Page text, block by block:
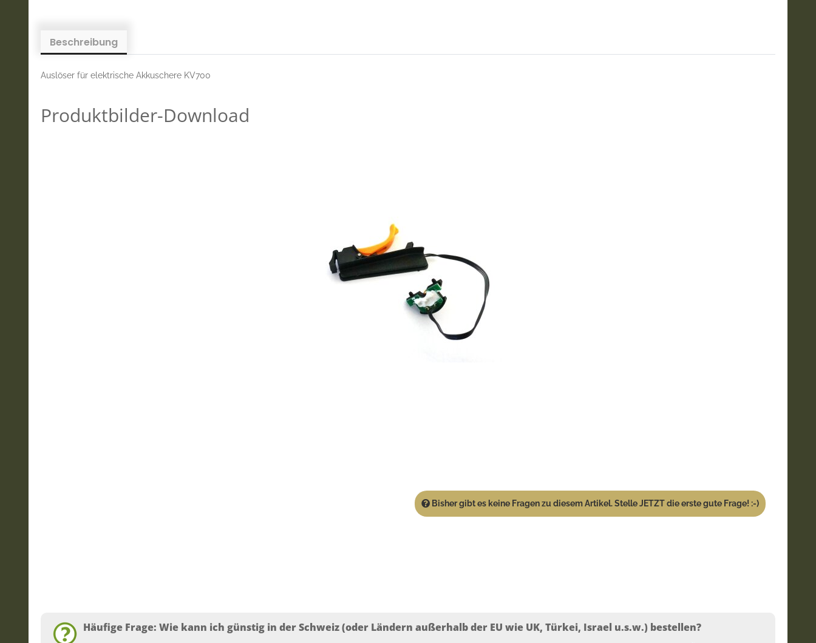
Beschreibung
Auslöser für elektrische Akkuschere KV700
Produktbilder-Download
Bisher gibt es keine Fragen zu diesem Artikel. Stelle JETZT die erste gute Frage! :-)
Häufige Frage: Wie kann ich günstig in der Schweiz (oder Ländern außerhalb der EU wie UK, Türkei, Israel u.s.w.) bestellen?